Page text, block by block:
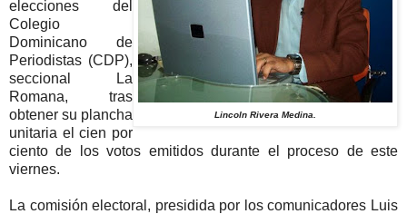
Lincoln Rivera Medina.
elecciones del
Colegio
Dominicano de
Periodistas (CDP),
seccional La
Romana, tras
obtener su plancha
unitaria el cien por
ciento de los votos emitidos durante el proceso de este
viernes.
La comisión electoral, presidida por los comunicadores Luis